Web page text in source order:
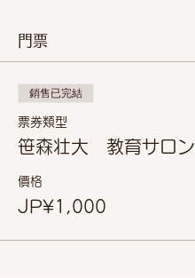
門票
銷售已完結
票券類型
笹森壮大 教育サロン
價格
JP¥1,000